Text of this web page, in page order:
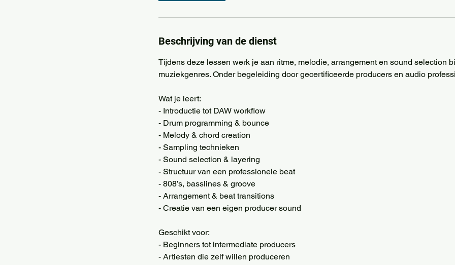
Beschrijving van de dienst
Tijdens deze lessen werk je aan ritme, melodie, arrangement en sound selection
muziekgenres. Onder begeleiding door gecertificeerde producers en audio
Wat je leert:
- Introductie tot DAW workflow
- Drum programming & bounce
- Melody & chord creation
- Sampling technieken
- Sound selection & layering
- Structuur van een professionele beat
- 808’s, basslines & groove
- Arrangement & beat transitions
- Creatie van een eigen producer sound
Geschikt voor:
- Beginners tot intermediate producers
- Artiesten die zelf willen produceren